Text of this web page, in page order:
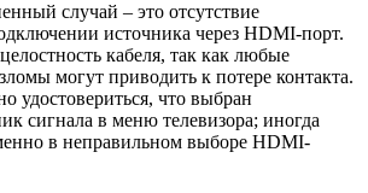
случай – это отсутствие
источника через HDMI-порт.
кабеля, так как любые
могут приводить к потере контакта.
удостовериться, что выбран
сигнала в меню телевизора; иногда
в неправильном выборе HDMI-